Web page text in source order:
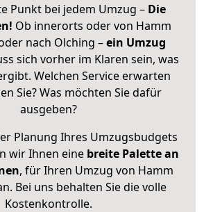
Punkt bei jedem Umzug – Die
Ob innerorts oder von Hamm
nach Olching –ein Umzug
sich vorher im Klaren sein, was
Welchen Service erwarten
Sie? Was möchten Sie dafür
ausgeben?
Planung Ihres Umzugsbudgets
wir Ihnen eine breite Palette an
, für Ihren Umzug von Hamm
Bei uns behalten Sie die volle
Kostenkontrolle.